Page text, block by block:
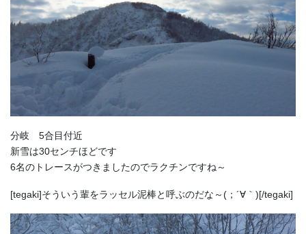
分岐 5合目付近
新雪は30センチほどです
6名のトレースがつきましたのでラクチンですね～
[tegaki]そういう輩をラッセル泥棒と呼ぶのだな～(；´∀｀)[/tegaki]